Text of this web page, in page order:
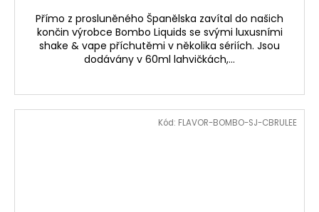
Přímo z prosluněného Španělska zavítal do našich
končin výrobce Bombo Liquids se svými luxusními
shake & vape příchutěmi v několika sériích. Jsou
dodávány v 60ml lahvičkách,...
Kód: FLAVOR-BOMBO-SJ-CBRULEE